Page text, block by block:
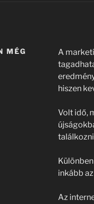
MÉG
A
hiszen
Volt idő,
inkább
Az